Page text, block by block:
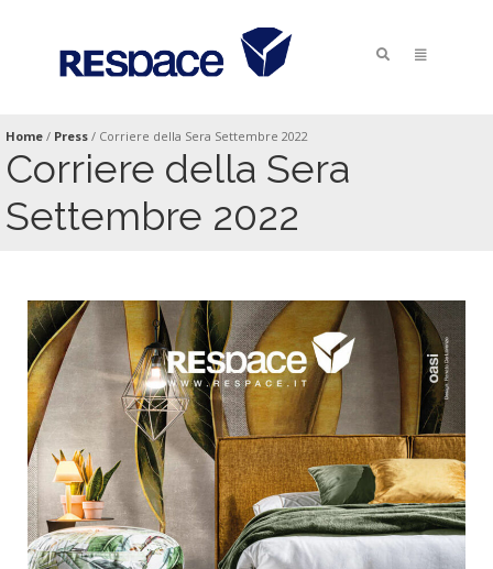
Home / Press / Corriere della Sera Settembre 2022
Corriere della Sera
Settembre 2022